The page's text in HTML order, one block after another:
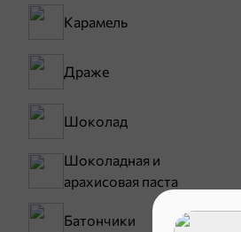
Карамель
Драже
Шоколад
Шоколадная и
арахисовая паста
Батончики